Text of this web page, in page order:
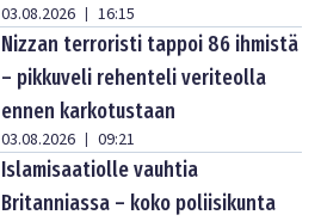
03.08.2026 | 16:15
Nizzan terroristi tappoi 86 ihmistä
– pikkuveli rehenteli veriteolla
ennen karkotustaan
03.08.2026 | 09:21
Islamisaatiolle vauhtia
Britanniassa – koko poliisikunta